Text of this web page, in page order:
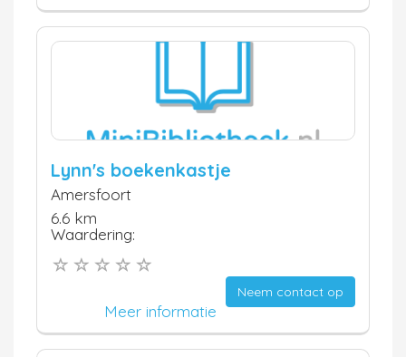
Lynn's boekenkastje
Amersfoort
6.6 km
Waardering:
Neem contact op
Meer informatie